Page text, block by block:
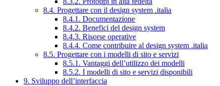
8.4. Progettare con il design system .italia
8.4.1. Documentazione
8.4.2. Benefici del design system
8.4.3. Risorse operative
8.4.4. Come contribuire al design system .italia
8.5. Progettare con i modelli di sito e servizi
8.5.1. Vantaggi dell’utilizzo dei modelli
8.5.2. I modelli di sito e servizi disponibili
9. Sviluppo dell’interfaccia